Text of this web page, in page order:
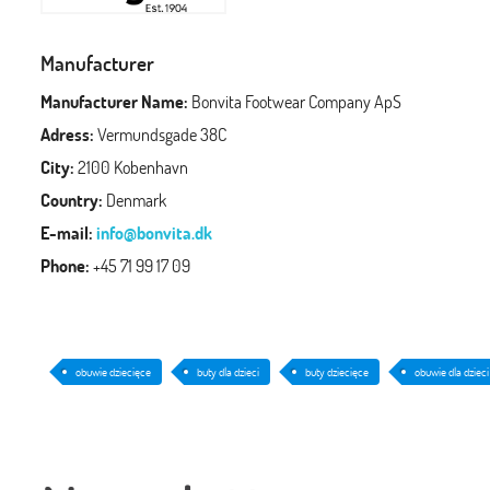
Manufacturer
Manufacturer Name: Bonvita Footwear Company ApS
Adress:Vermundsgade 38C
City:2100 Kobenhavn
Country: Denmark
E-mail:info@bonvita.dk
Phone:+45 71 99 17 09
obuwie dziecięce buty dla dzieci buty dziecięce obuwie dla dzieci